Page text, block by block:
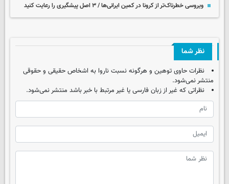
ویروسی خطرناک‌تر از کرونا در کمین ایرانی‌ها / ۳ اصل پیشگیری را رعایت کنید
نظر شما
نظرات حاوی توهین و هرگونه نسبت ناروا به اشخاص حقیقی و حقوقی
منتشر نمی‌شود.
نظراتی که غیر از زبان فارسی یا غیر مرتبط با خبر باشد منتشر نمی‌شود.